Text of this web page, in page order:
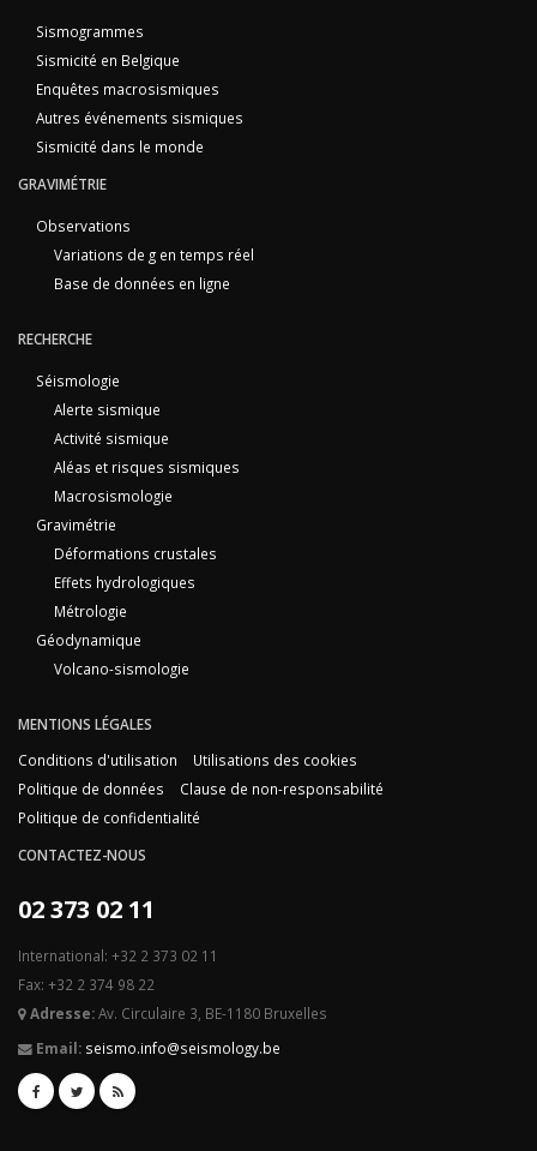
Sismogrammes
Sismicité en Belgique
Enquêtes macrosismiques
Autres événements sismiques
Sismicité dans le monde
GRAVIMÉTRIE
Observations
Variations de g en temps réel
Base de données en ligne
RECHERCHE
Séismologie
Alerte sismique
Activité sismique
Aléas et risques sismiques
Macrosismologie
Gravimétrie
Déformations crustales
Effets hydrologiques
Métrologie
Géodynamique
Volcano-sismologie
MENTIONS LÉGALES
Conditions d'utilisation
Utilisations des cookies
Politique de données
Clause de non-responsabilité
Politique de confidentialité
CONTACTEZ-NOUS
02 373 02 11
International: +32 2 373 02 11
Fax: +32 2 374 98 22
Adresse:Av. Circulaire 3, BE-1180 Bruxelles
Email: seismo.info@seismology.be